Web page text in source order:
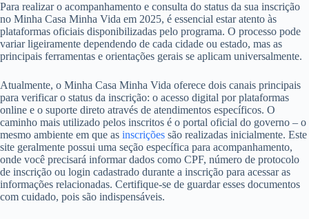
Para realizar o acompanhamento e consulta do status da sua inscrição
no Minha Casa Minha Vida em 2025, é essencial estar atento às
plataformas oficiais disponibilizadas pelo programa. O processo pode
variar ligeiramente dependendo de cada cidade ou estado, mas as
principais ferramentas e orientações gerais se aplicam universalmente.
Atualmente, o Minha Casa Minha Vida oferece dois canais principais
para verificar o status da inscrição: o acesso digital por plataformas
online e o suporte direto através de atendimentos específicos. O
caminho mais utilizado pelos inscritos é o portal oficial do governo – o
mesmo ambiente em que as inscrições são realizadas inicialmente. Este
site geralmente possui uma seção específica para acompanhamento,
onde você precisará informar dados como CPF, número de protocolo
de inscrição ou login cadastrado durante a inscrição para acessar as
informações relacionadas. Certifique-se de guardar esses documentos
com cuidado, pois são indispensáveis.